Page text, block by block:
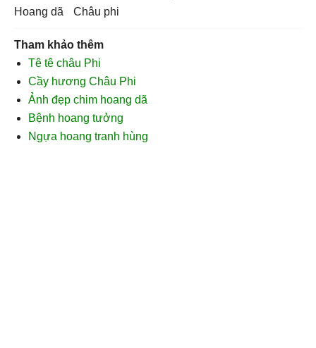
hoang dã
châu phi
Tham khảo thêm
Tê tê châu Phi
Cầy hương Châu Phi
Ảnh đẹp chim hoang dã
Bệnh hoang tưởng
Ngựa hoang tranh hùng